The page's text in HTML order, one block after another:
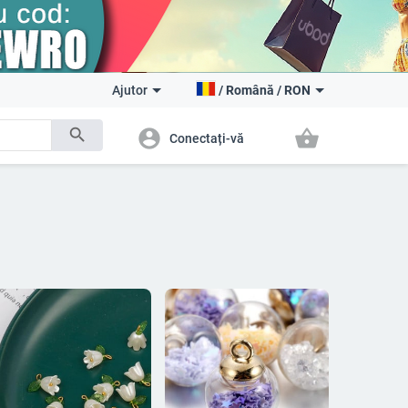
search
Ajutor / Română / RON
account_circle Conectați-vă shopping_basket